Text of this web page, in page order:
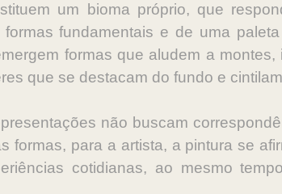
um bioma próprio, que
fundamentais e de uma
formas que aludem a
que se destacam do fundo e
não buscam
formas, para a artista, a pintura se
cotidianas, ao mesmo